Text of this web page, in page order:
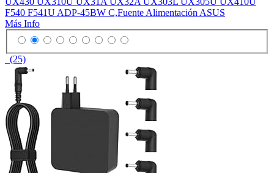
F540 F541U ADP-45BW C,Fuente Alimentación ASUS
Más Info
(25)